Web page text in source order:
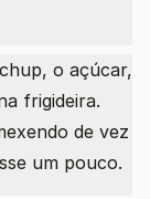
o açúcar,
frigideira.
de vez
um pouco.